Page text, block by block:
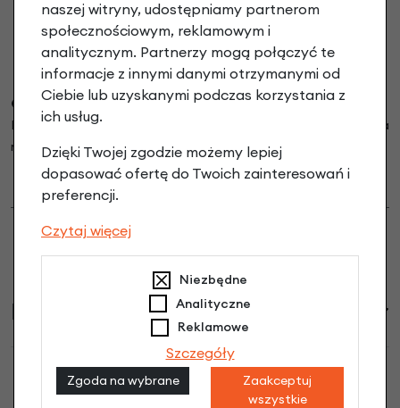
Opcjonalny pasek transportowy.
Przydatnym dodatkiem jest również regulowany
pasek na
ramię do przenoszenia rowerka,do kupienia w naszym sklepie
--> TUTA J<--
Informacje handlowe
naszej witryny, udostępniamy partnerom
społecznościowym, reklamowym i
analitycznym. Partnerzy mogą połączyć te
informacje z innymi danymi otrzymanymi od
Ciebie lub uzyskanymi podczas korzystania z
ich usług.
Dzięki Twojej zgodzie możemy lepiej
dopasować ofertę do Twoich zainteresowań i
preferencji.
Czytaj więcej
Niezbędne
Analityczne
Reklamowe
Szczegóły
Zgoda na wybrane
Zaakceptuj
wszystkie